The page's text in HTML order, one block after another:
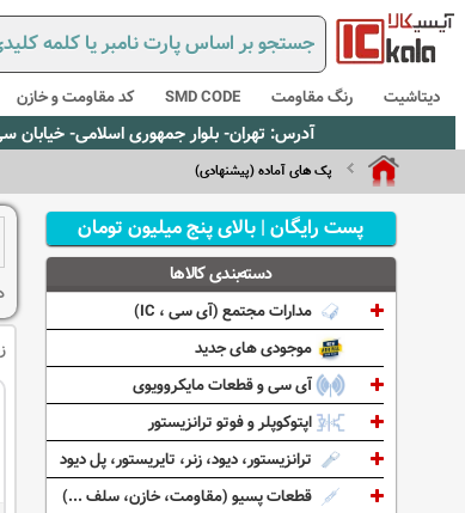
دیتاشیت رنگ مقاومت SMD CODE کد مقاومت و خازن
آدرس: تهران- بلوار جمهوری اسلامی- خیابان سی تیر- نبش کوچه رستمی جاهد- پلاک67- واحد2 -
پک های آماده (پیشنهادی)
پست رایگان | بالای پنج میلیون تومان
دسته‌بندی کالاها
مدارات مجتمع (آی سی ، IC)
موجودی های جدید
آی سی و قطعات مایکروویوی
اپتوکوپلر و فوتو ترانزیستور
ترانزیستور، دیود، زنر، تایریستور، پل دیود
قطعات پسیو (مقاومت، خازن، سلف ...)